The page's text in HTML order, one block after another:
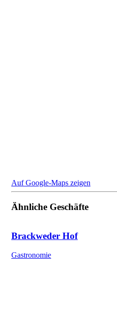
Auf Google-Maps zeigen
Ähnliche Geschäfte
Brackweder Hof
Gastronomie